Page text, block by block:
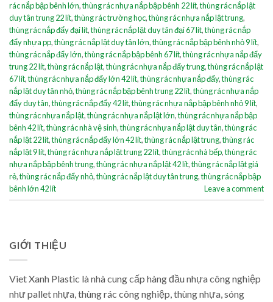
rác nắp bập bênh lớn,thùng rác nhựa nắp bập bênh 22 lít,thùng rác nắp lật
duy tân trung 22 lít,thùng rác trường học,thùng rác nhựa nắp lật trung,
thùng rác nắp đẩy đại lít,thùng rác nắp lật duy tân đại 67 lít,thùng rác nắp
đẩy nhựa pp,thùng rác nắp lật duy tân lớn,thùng rác nắp bập bênh nhỏ 9 lít,
thùng rác nắp đẩy lớn,thùng rác nắp bập bênh 67 lít,thùng rác nhựa nắp đẩy
trung 22 lít,thùng rác nắp lật,thùng rác nhựa nắp đẩy trung,thùng rác nắp lật
67 lít,thùng rác nhựa nắp đẩy lớn 42 lít,thùng rác nhựa nắp đẩy,thùng rác
nắp lật duy tân nhỏ,thùng rác nắp bập bênh trung 22 lít,thùng rác nhựa nắp
đẩy duy tân,thùng rác nắp đẩy 42 lít,thùng rác nhựa nắp bập bênh nhỏ 9 lít,
thùng rác nhựa nắp lật,thùng rác nhựa nắp lật lớn,thùng rác nhựa nắp bập
bênh 42 lít,thùng rác nhà vệ sinh,thùng rác nhựa nắp lật duy tân,thùng rác
nắp lật 22 lít,thùng rác nắp đẩy lớn 42 lít,thùng rác nắp lật trung,thùng rác
nắp lật 9 lít,thùng rác nhựa nắp lật trung 22 lít,thùng rác nhà bếp,thùng rác
nhựa nắp bập bênh trung,thùng rác nhựa nắp lật 42 lít,thùng rác nắp lật giá
rẻ,thùng rác nắp đẩy nhỏ,thùng rác nắp lật duy tân trung,thùng rác nắp bập
bênh lớn 42 lít
Leave a comment
GIỚI THIỆU
Viet Xanh Plastic là nhà cung cấp hàng đầu nhựa công nghiệp
như pallet nhựa, thùng rác công nghiệp, thùng nhựa, sóng